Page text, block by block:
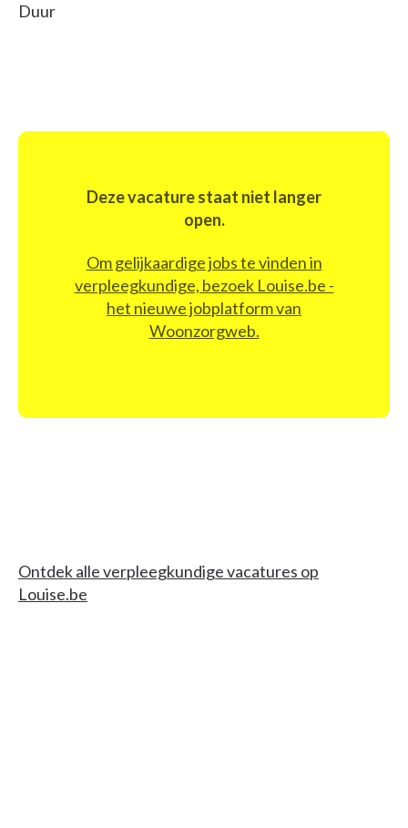
Duur
Deze vacature staat niet langer
open.
Om gelijkaardige jobs te vinden in
verpleegkundige, bezoek Louise.be -
het nieuwe jobplatform van
Woonzorgweb.
Ontdek alle verpleegkundige vacatures op
Louise.be